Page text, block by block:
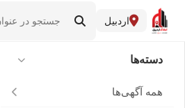
اردبیل
دسته‌ها
همه آگهی‌ها